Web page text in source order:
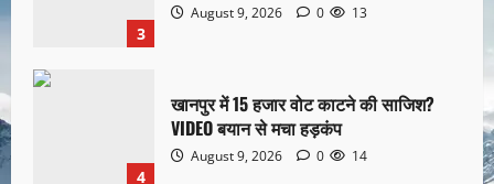
3
August 9, 2026 0 13
4
खानपुर में 15 हजार वोट काटने की साजिश?
VIDEO बयान से मचा हड़कंप
August 9, 2026 0 14